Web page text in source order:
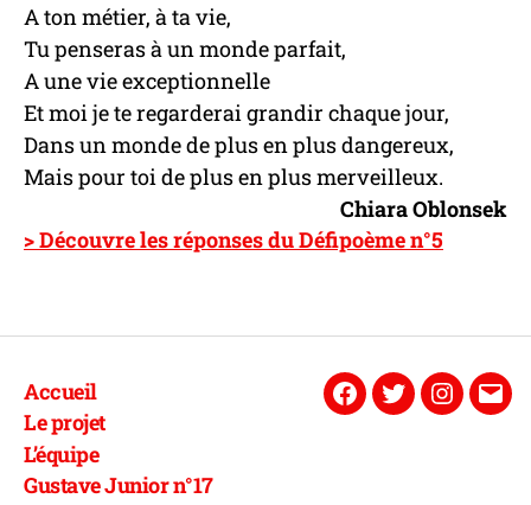
A ton métier, à ta vie,
Tu penseras à un monde parfait,
A une vie exceptionnelle
Et moi je te regarderai grandir chaque jour,
Dans un monde de plus en plus dangereux,
Mais pour toi de plus en plus merveilleux.
Chiara Oblonsek
> Découvre les réponses du Défipoème n°5
Accueil
Le projet
L’équipe
Gustave Junior n°17
Facebook
Twitter
E-